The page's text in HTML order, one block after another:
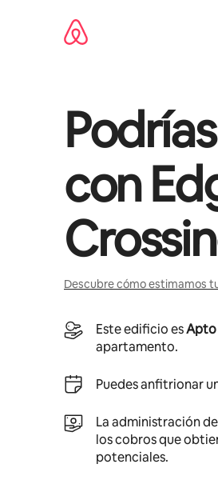
con
Descubre cómo estimamos
Este edificio esApto
apartamento.
Puedes anfitrionar
La administración
los cobros que
potenciales.